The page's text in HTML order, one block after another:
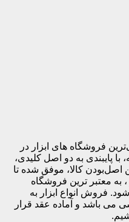
فروشگاه های ابزار در
پایبندی به دو اصل کلیدی،
اصل‌بودن کالا، موفق شده تا
به معتبر ترین فروشگاه
فروش انواع ابزار به
باشد و آماده عقد قرار